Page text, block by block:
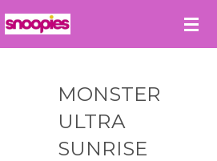
MONSTER
ULTRA
SUNRISE